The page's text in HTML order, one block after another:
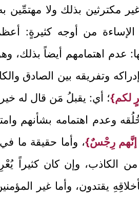
بذلك ولا مهتمِّين
من أوجه كثيرةٍ:
عدم اهتمامهم أيضاً بذلك،
وتفريقه بين الصادق
لكم}؛ أي: يقبلُ مَن قال له
وعدم اهتمامه بشأنهم
إنَّهم رِجْسٌ}، وأما حقيقة ما
من الكاذب، وإن كان
يقتدون، وأما غير